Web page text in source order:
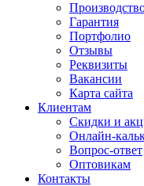
Гарантия
Портфолио
Отзывы
Реквизиты
Вакансии
Карта сайта
Клиентам
Скидки и
Онлайн-
Вопрос-ответ
Оптовикам
Контакты